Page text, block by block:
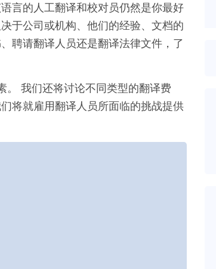
言的人工翻译和校对员仍然是你最好
于公司或机构、他们的经验、文档的
聘请翻译人员还是翻译法律文件，了
。 我们还将讨论不同类型的翻译费
将就雇用翻译人员所面临的挑战提供